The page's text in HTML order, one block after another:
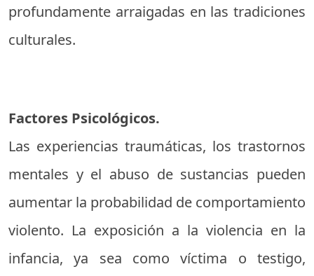
profundamente arraigadas en las tradiciones
culturales.
Factores Psicológicos.
Las experiencias traumáticas, los trastornos
mentales y el abuso de sustancias pueden
aumentar la probabilidad de comportamiento
violento. La exposición a la violencia en la
infancia, ya sea como víctima o testigo,